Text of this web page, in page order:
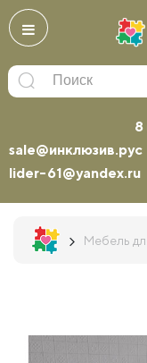
sale@инклюзив.рус
lider-61@yandex.ru
Мебель